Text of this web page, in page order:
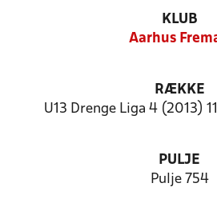
KLUB
Aarhus
RÆKKE
U13 Drenge Liga 4 (2013)
PULJE
Pulje 754